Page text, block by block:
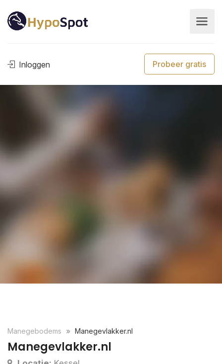
Inloggen Probeer gratis
Manegebodems Manegevlakker.nl
Manegevlakker.nl